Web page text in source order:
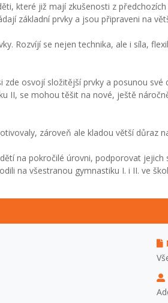
které již mají zkušenosti z
základní prvky a jsou připraveni na
Rozvíjí se nejen technika, ale i síla,
osvojí složitější prvky a posunou své
II, se mohou těšit na nové, ještě
zároveň ale kladou větší důraz
na pokročilé úrovni, podporovat
na všestranou gymnastiku I. i II. ve